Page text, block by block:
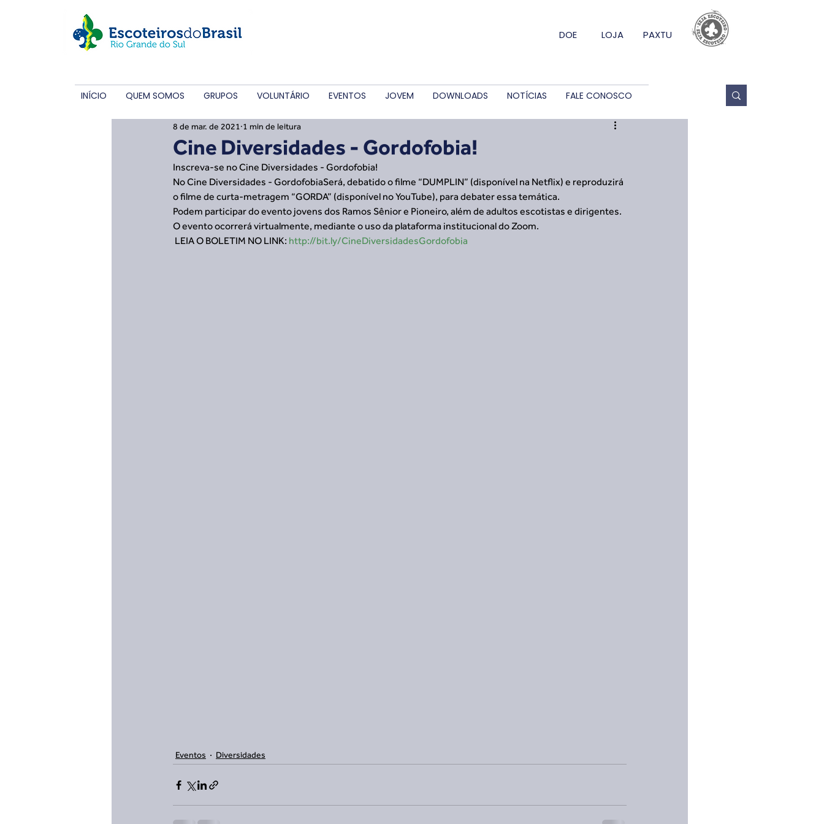
DOE LOJA PAXTU
INÍCIO QUEM SOMOS GRUPOS VOLUNTÁRIO EVENTOS JOVEM DOWNLOADS NOTÍCIAS FALE CONOSCO
Cine Diversidades - Gordofobia!
8 de mar. de 2021 1 min de leitura
Inscreva-se no Cine Diversidades - Gordofobia!
No Cine Diversidades - GordofobiaSerá, debatido o filme “DUMPLIN” (disponível na Netflix) e reproduzirá
o filme de curta-metragem “GORDA” (disponível no YouTube), para debater essa temática.
Podem participar do evento jovens dos Ramos Sênior e Pioneiro, além de adultos escotistas e dirigentes.
O evento ocorrerá virtualmente, mediante o uso da plataforma institucional do Zoom.
LEIA O BOLETIM NO LINK: http://bit.ly/CineDiversidadesGordofobia
Eventos Diversidades